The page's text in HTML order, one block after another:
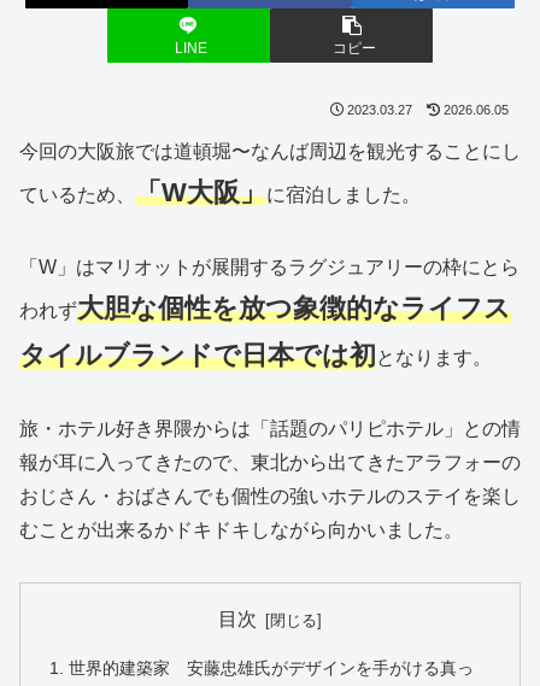
LINE コピー
2023.03.27 2026.06.05
今回の大阪旅では道頓堀〜なんば周辺を観光することにし
ているため、 「W大阪」に宿泊しました。
「W」はマリオットが展開するラグジュアリーの枠にとら
われず大胆な個性を放つ象徴的なライフス
タイルブランドで日本では初となります。
旅・ホテル好き界隈からは「話題のパリピホテル」との情
報が耳に入ってきたので、東北から出てきたアラフォーの
おじさん・おばさんでも個性の強いホテルのステイを楽し
むことが出来るかドキドキしながら向かいました。
目次
世界的建築家 安藤忠雄氏がデザインを手がける真っ